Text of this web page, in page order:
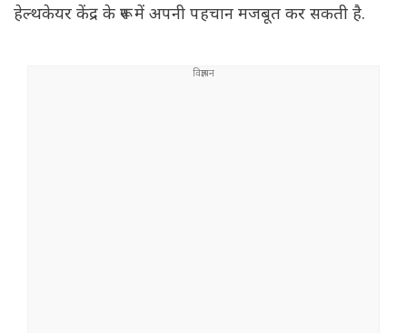
हेल्थकेयर केंद्र के रूप में अपनी पहचान मजबूत कर सकती है.